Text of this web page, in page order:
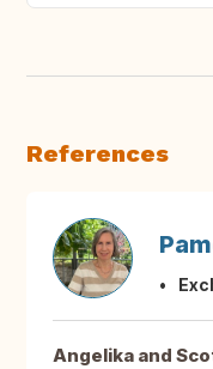
References
Angelika and